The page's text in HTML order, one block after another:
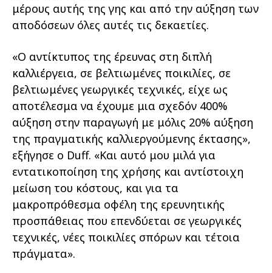
μέρους αυτής της γης και από την αύξηση των
αποδόσεων όλες αυτές τις δεκαετίες.
«Ο αντίκτυπος της έρευνας στη διπλή
καλλιέργεια, σε βελτιωμένες ποικιλίες, σε
βελτιωμένες γεωργικές τεχνικές, είχε ως
αποτέλεσμα να έχουμε μια σχεδόν 400%
αύξηση στην παραγωγή με μόλις 20% αύξηση
της πραγματικής καλλιεργούμενης έκτασης»,
εξήγησε ο Duff. «Και αυτό μου μιλά για
εντατικοποίηση της χρήσης και αντίστοιχη
μείωση του κόστους, και για τα
μακροπρόθεσμα οφέλη της ερευνητικής
προσπάθειας που επενδύεται σε γεωργικές
τεχνικές, νέες ποικιλίες σπόρων και τέτοια
πράγματα».